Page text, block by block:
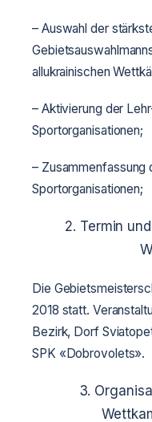
– Auswahl der
allukrainischen
– Aktivierung der
Sportorganisationen;
– Zusammenfassung
Sportorganisationen;
2. Termin
Die
2018 statt.
Bezirk, Dorf
SPK «Dobrovolets».
3.